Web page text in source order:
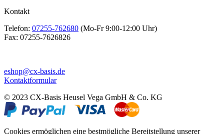
Kontakt
Telefon: 07255-762680 (Mo-Fr 9:00-12:00 Uhr)
Fax: 07255-7626826
eshop@cx-basis.de
Kontaktformular
© 2023 CX-Basis Heusel Vega GmbH & Co. KG
Cookies ermöglichen eine bestmögliche Bereitstellung unserer